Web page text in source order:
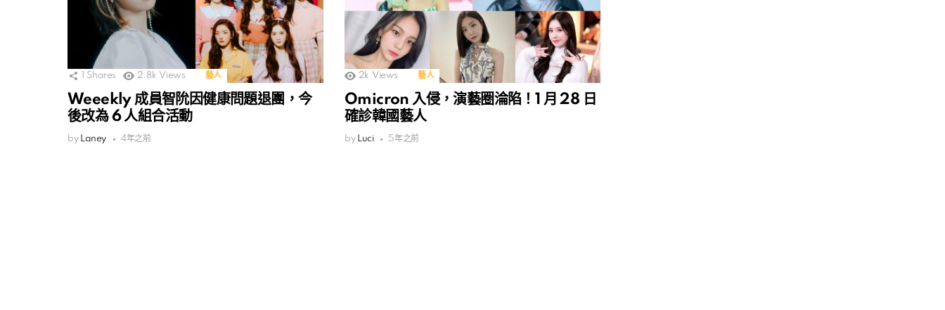
Shares 2.8k Views 藝人
Weeekly 成員智阭因健康問題退團，今
後改為 6 人組合活動
by Laney 4年之前
2k Views 藝人
Omicron 入侵，演藝圈淪陷！1 月 28 日
確診韓國藝人
by Luci 5年之前